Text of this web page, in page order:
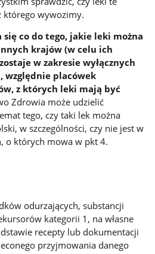
którego wywozimy.
co do tego, jakie leki można
krajów (w celu ich
w zakresie wyłącznych
placówek
z których leki mają być
Zdrowia może udzielić
tego, czy taki lek można
w szczególności, czy nie jest w
o których mowa w pkt 4.
odurzających, substancji
kategorii 1, na własne
recepty lub dokumentacji
przyjmowania danego